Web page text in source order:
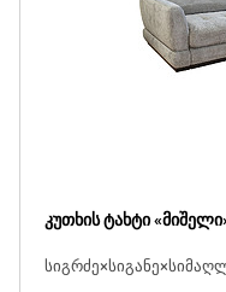
მჭირდება
კუთხის ტახტი